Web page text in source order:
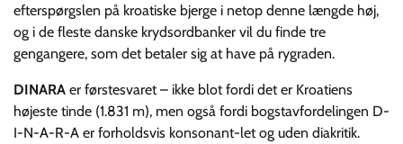
efterspørgslen på kroatiske bjerge i netop denne længde høj,
og i de fleste danske krydsordbanker vil du finde tre
gengangere, som det betaler sig at have på rygraden.
DINARA er førstesvaret – ikke blot fordi det er Kroatiens
højeste tinde (1.831 m), men også fordi bogstavfordelingen D-
I-N-A-R-A er forholdsvis konsonant-let og uden diakritik.